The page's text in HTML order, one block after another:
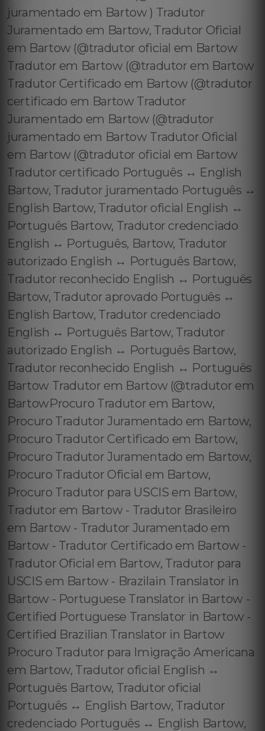
juramentado em Bartow ) Tradutor
Juramentado em Bartow, Tradutor Oficial
em Bartow (@tradutor oficial em Bartow
Tradutor em Bartow (@tradutor em Bartow
Tradutor Certificado em Bartow (@tradutor
certificado em Bartow Tradutor
Juramentado em Bartow (@tradutor
juramentado em Bartow Tradutor Oficial
em Bartow (@tradutor oficial em Bartow
Tradutor certificado Português ↔️ English
Bartow, Tradutor juramentado Português ↔️
English Bartow, Tradutor oficial English ↔️
Português Bartow, Tradutor credenciado
English ↔️ Português, Bartow, Tradutor
autorizado English ↔️ Português Bartow,
Tradutor reconhecido English ↔️ Português
Bartow, Tradutor aprovado Português ↔️
English Bartow, Tradutor credenciado
English ↔️ Português Bartow, Tradutor
autorizado English ↔️ Português Bartow,
Tradutor reconhecido English ↔️ Português
Bartow Tradutor em Bartow (@tradutor em
BartowProcuro Tradutor em Bartow,
Procuro Tradutor Juramentado em Bartow,
Procuro Tradutor Certificado em Bartow,
Procuro Tradutor Juramentado em Bartow,
Procuro Tradutor Oficial em Bartow,
Procuro Tradutor para USCIS em Bartow,
Tradutor em Bartow - Tradutor Brasileiro
em Bartow - Tradutor Juramentado em
Bartow - Tradutor Certificado em Bartow -
Tradutor Oficial em Bartow, Tradutor para
USCIS em Bartow - Brazilain Translator in
Bartow - Portuguese Translator in Bartow -
Certified Portuguese Translator in Bartow -
Certified Brazilian Translator in Bartow
Procuro Tradutor para Imigração Americana
em Bartow, Tradutor oficial English ↔️
Português Bartow, Tradutor oficial
Português ↔️ English Bartow, Tradutor
credenciado Português ↔️ English Bartow,